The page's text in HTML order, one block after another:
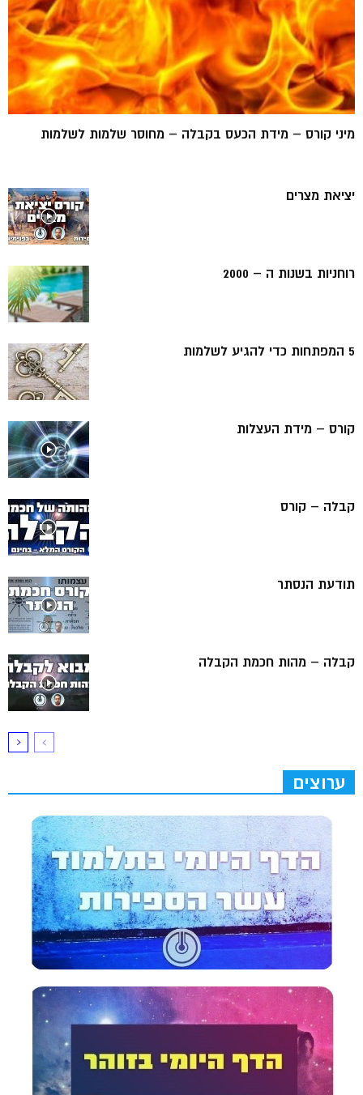
מיני קורס – מידת הכעס בקבלה – מחוסר שלמות לשלמות
יציאת מצרים
רוחניות בשנות ה – 2000
5 המפתחות כדי להגיע לשלמות
קורס – מידת העצלות
קבלה – קורס
תודעת הנסתר
קבלה – מהות חכמת הקבלה
ערוצים